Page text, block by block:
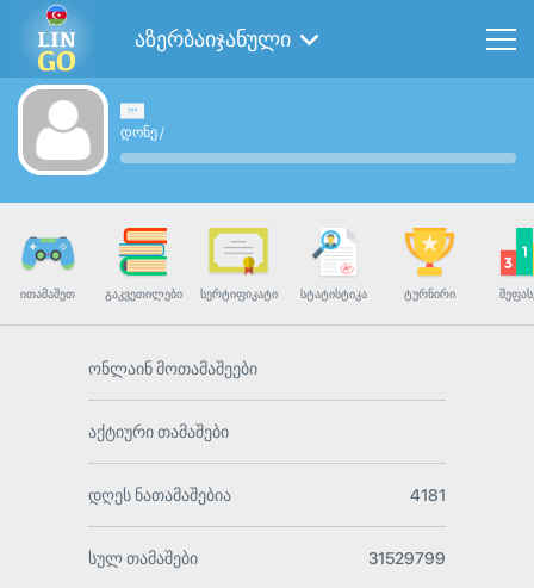
აზერბაიჯანული
დონე/
ᲘᲗᲐᲛᲐᲨᲔᲗ ᲒᲐᲙᲕᲔᲗᲘᲚᲔᲑᲘ ᲡᲔᲠᲢᲘᲤᲘᲙᲐᲢᲘ ᲡᲢᲐᲢᲘᲡᲢᲘᲙᲐ ᲢᲣᲠᲜᲘᲠᲘ
ონლაინ მოთამაშეები
აქტიური თამაშები
დღეს ნათამაშებია 4181
სულ თამაშები 31529799